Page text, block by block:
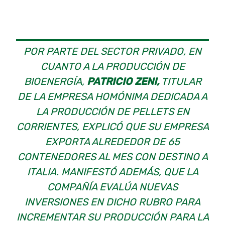
POR PARTE DEL SECTOR PRIVADO, EN
CUANTO A LA PRODUCCIÓN DE
BIOENERGÍA, PATRICIO ZENI,TITULAR
DE LA EMPRESA HOMÓNIMA DEDICADA A
LA PRODUCCIÓN DE PELLETS EN
CORRIENTES, EXPLICÓ QUE SU EMPRESA
EXPORTA ALREDEDOR DE 65
CONTENEDORES AL MES CON DESTINO A
ITALIA. MANIFESTÓ ADEMÁS, QUE LA
COMPAÑÍA EVALÚA NUEVAS
INVERSIONES EN DICHO RUBRO PARA
INCREMENTAR SU PRODUCCIÓN PARA LA